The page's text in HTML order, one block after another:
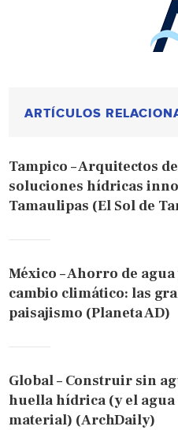
ARTÍCULOS
Tampico – Arquitectos
soluciones hídricas
Tamaulipas (El Sol de
México – Ahorro de
cambio climático: las
paisajismo (Planeta AD)
Global – Construir sin
huella hídrica (y el
material) (ArchDaily)